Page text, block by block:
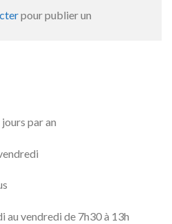
pour publier un
par an
au vendredi de 7h30 à 13h